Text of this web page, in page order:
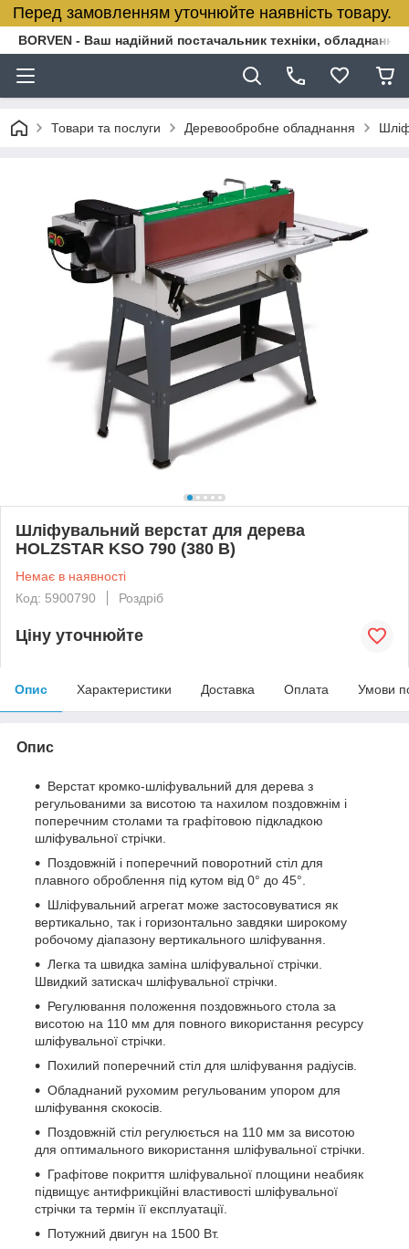
Перед замовленням уточнюйте наявність товару.
BORVEN - Ваш надійний постачальник техніки, обладнання
Товари та послуги Деревообробне обладнання
Шліфувальний верстат для дерева
HOLZSTAR KSO 790 (380 В)
Немає в наявності
Код: 5900790
Роздріб
Ціну уточнюйте
Опис Характеристики Доставка Оплата Умови
Опис
Верстат кромко-шліфувальний для дерева з
регульованими за висотою та нахилом поздовжнім і
поперечним столами та графітовою підкладкою
шліфувальної стрічки.
Поздовжній і поперечний поворотний стіл для
плавного оброблення під кутом від 0° до 45°.
Шліфувальний агрегат може застосовуватися як
вертикально, так і горизонтально завдяки широкому
робочому діапазону вертикального шліфування.
Легка та швидка заміна шліфувальної стрічки.
Швидкий затискач шліфувальної стрічки.
Регулювання положення поздовжнього стола за
висотою на 110 мм для повного використання ресурсу
шліфувальної стрічки.
Похилий поперечний стіл для шліфування радіусів.
Обладнаний рухомим регульованим упором для
шліфування скокосів.
Поздовжній стіл регулюється на 110 мм за висотою
для оптимального використання шліфувальної стрічки.
Графітове покриття шліфувальної площини неабияк
підвищує антифрикційні властивості шліфувальної
стрічки та термін її експлуатації.
Потужний двигун на 1500 Вт.